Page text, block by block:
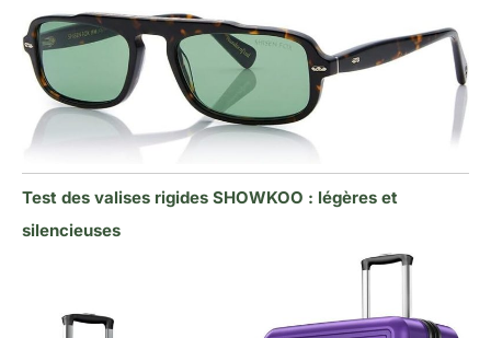
Test des valises rigides SHOWKOO : légères et
silencieuses